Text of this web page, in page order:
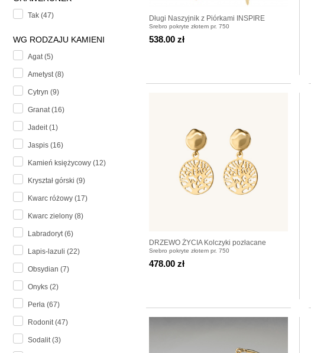
Tak (47)
WG RODZAJU KAMIENI
Agat (5)
Ametyst (8)
Cytryn (9)
Granat (16)
Jadeit (1)
Jaspis (16)
Kamień księżycowy (12)
Kryształ górski (9)
Kwarc różowy (17)
Kwarc zielony (8)
Labradoryt (6)
Lapis-lazuli (22)
Obsydian (7)
Onyks (2)
Perła (67)
Rodonit (47)
Sodalit (3)
Długi Naszyjnik z Piórkami INSPIRE
Srebro pokryte złotem pr. 750
538.00 zł
DRZEWO ŻYCIA Kolczyki pozłacane
Srebro pokryte złotem pr. 750
478.00 zł